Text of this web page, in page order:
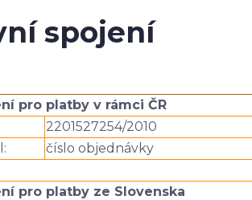
spojení
pro platby v rámci ČR
2201527254/2010
číslo objednávky
pro platby ze Slovenska